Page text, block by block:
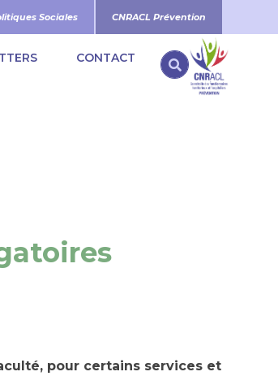
Sociales CNRACL Prévention
CONTACT
pour certains services et